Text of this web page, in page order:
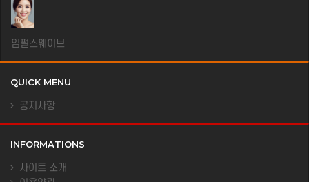
임펄스웨이브
QUICK MENU
공지사항
INFORMATIONS
사이트 소개